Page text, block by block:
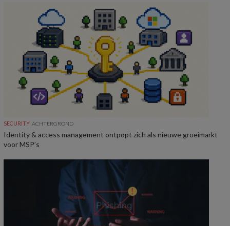
SECURITY ACHTERGROND
Identity & access management ontpopt zich als nieuwe groeimarkt
voor MSP’s